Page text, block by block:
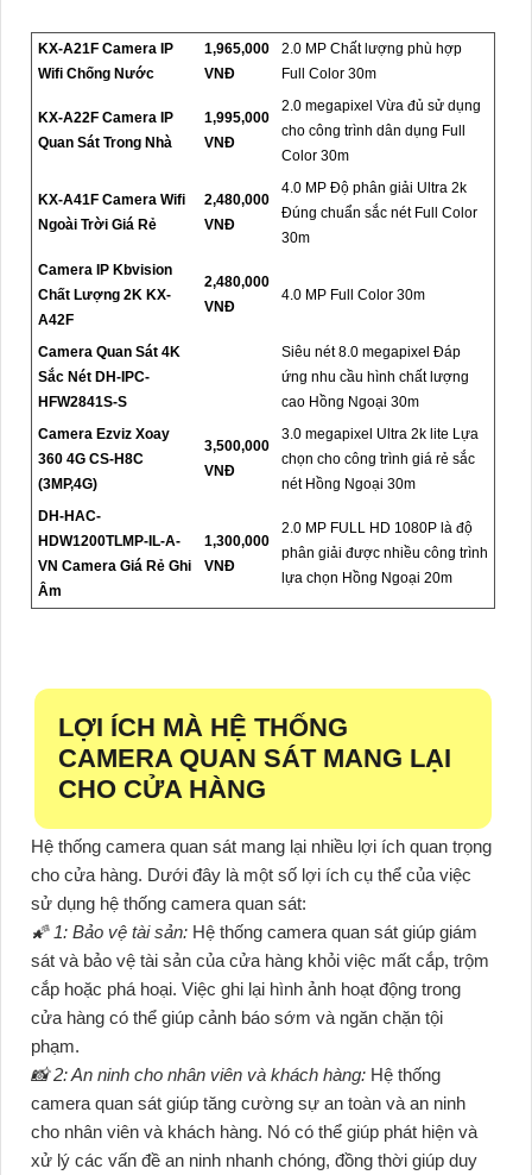
KX-A21F Camera IP
Wifi Chống Nước
1,965,000
VNĐ
2.0 MP Chất lượng phù hợp
Full Color 30m
KX-A22F Camera IP
Quan Sát Trong Nhà
1,995,000
VNĐ
2.0 megapixel Vừa đủ sử dụng
cho công trình dân dụng Full
Color 30m
KX-A41F Camera Wifi
Ngoài Trời Giá Rẻ
2,480,000
VNĐ
4.0 MP Độ phân giải Ultra 2k
Đúng chuẩn sắc nét Full Color
30m
Camera IP Kbvision
Chất Lượng 2K KX-
A42F
2,480,000
VNĐ
4.0 MP Full Color 30m
Camera Quan Sát 4K
Sắc Nét DH-IPC-
HFW2841S-S
Siêu nét 8.0 megapixel Đáp
ứng nhu cầu hình chất lượng
cao Hồng Ngoại 30m
Camera Ezviz Xoay
360 4G CS-H8C
(3MP,4G)
3,500,000
VNĐ
3.0 megapixel Ultra 2k lite Lựa
chọn cho công trình giá rẻ sắc
nét Hồng Ngoại 30m
DH-HAC-
HDW1200TLMP-IL-A-
VN Camera Giá Rẻ Ghi
Âm
1,300,000
VNĐ
2.0 MP FULL HD 1080P là độ
phân giải được nhiều công trình
lựa chọn Hồng Ngoại 20m
LỢI ÍCH MÀ HỆ THỐNG
CAMERA QUAN SÁT MANG LẠI
CHO CỬA HÀNG
Hệ thống camera quan sát mang lại nhiều lợi ích quan trọng
cho cửa hàng. Dưới đây là một số lợi ích cụ thể của việc
sử dụng hệ thống camera quan sát:
🌠 1: Bảo vệ tài sản: Hệ thống camera quan sát giúp giám
sát và bảo vệ tài sản của cửa hàng khỏi việc mất cắp, trộm
cắp hoặc phá hoại. Việc ghi lại hình ảnh hoạt động trong
cửa hàng có thể giúp cảnh báo sớm và ngăn chặn tội
phạm.
📸 2: An ninh cho nhân viên và khách hàng: Hệ thống
camera quan sát giúp tăng cường sự an toàn và an ninh
cho nhân viên và khách hàng. Nó có thể giúp phát hiện và
xử lý các vấn đề an ninh nhanh chóng, đồng thời giúp duy